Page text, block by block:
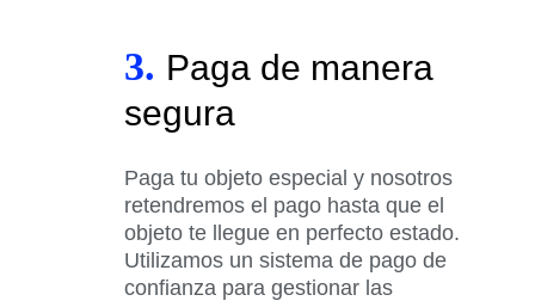
3. Paga de manera
segura
Paga tu objeto especial y nosotros
retendremos el pago hasta que el
objeto te llegue en perfecto estado.
Utilizamos un sistema de pago de
confianza para gestionar las